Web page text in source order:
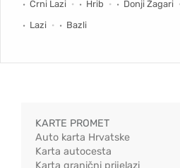
Crni Lazi
Hrib Donji Žagari
Lazi
Bazli
KARTE PROMET
Auto karta Hrvatske
Karta autocesta
Karta granični prijelazi